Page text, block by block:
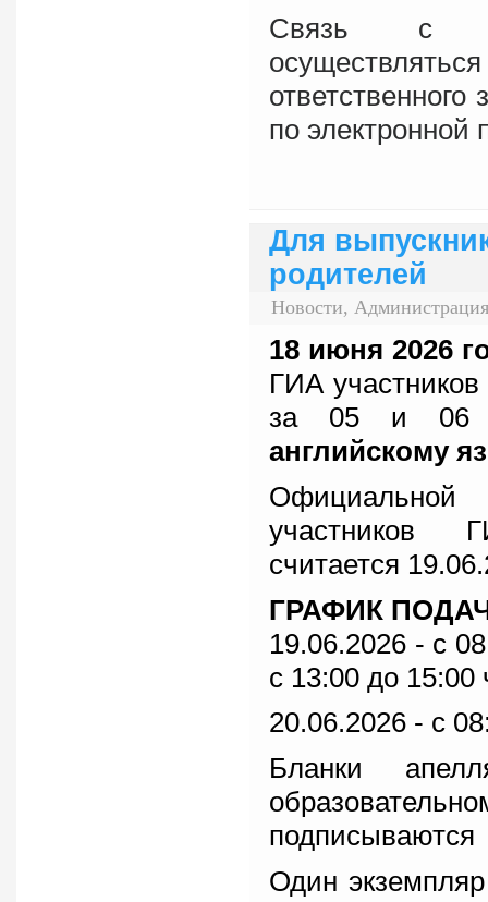
Связь с
по электронной
Для
родителей
Новости,
18 июня 2026
ГИА участников
за 05 и 06
английскому
Официальной
участников
считается
ГРАФИК
19.06.2026 - с
с 13:00 до 15:00
20.06.2026 - с
Бланки
Один